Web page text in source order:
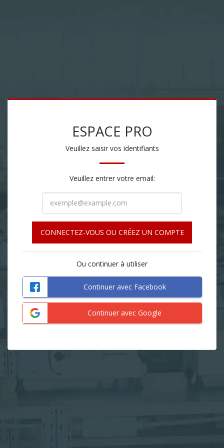
ESPACE PRO
Veuillez saisir vos identifiants
Veuillez entrer votre email:
CONNECTEZ-VOUS OU CRÉEZ UN COMPTE
Ou continuer à utiliser
Continuer avec Facebook
Continuer avec Google